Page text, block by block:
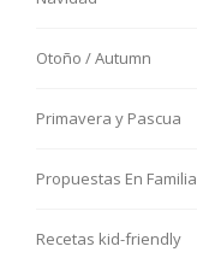
Otoño / Autumn
Primavera y Pascua
Propuestas En Familia
Recetas kid-friendly